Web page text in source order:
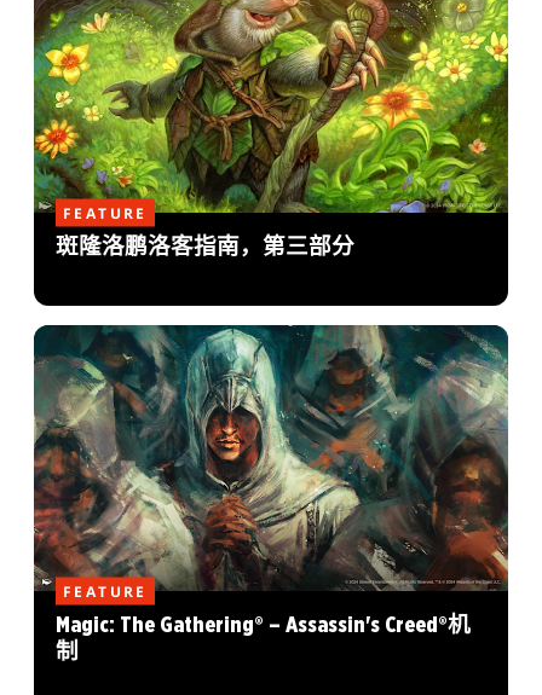
FEATURE
斑隆洛鹏洛客指南，第三部分
FEATURE
Magic: The Gathering® – Assassin's Creed®机
制